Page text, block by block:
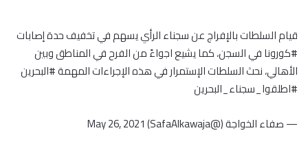
قيام السلطات بالإفراج عن سجناء الرأي يسهم في تخفيف حدة إصابات
#كورونافي السجن، كما يشيع اجواءً من الفرح في المناطق وبين
الأهالي، نحث السلطات الإستمرار في هذه الإجراءات المهمة#البحرين
#اطلقوا_سجناء_البحرين
— صفاء الخواجة (@SafaAlkawaja)
May 26, 2021